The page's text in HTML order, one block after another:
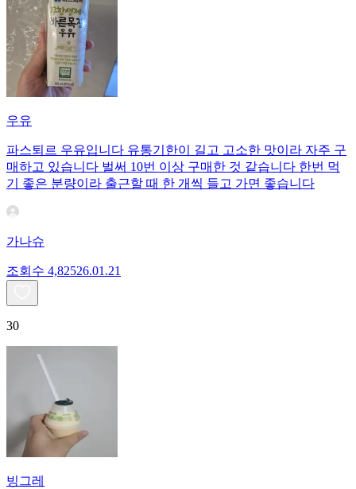
우유
파스퇴르 우유입니다 유통기한이 길고 고소한 맛이라 자주 구
매하고 있습니다 벌써 10번 이상 구매한 것 같습니다 한번 먹
기 좋은 분량이라 출근할 때 한 개씩 들고 가면 좋습니다
가나슈
조회수 4,82526.01.21
30
빙그레